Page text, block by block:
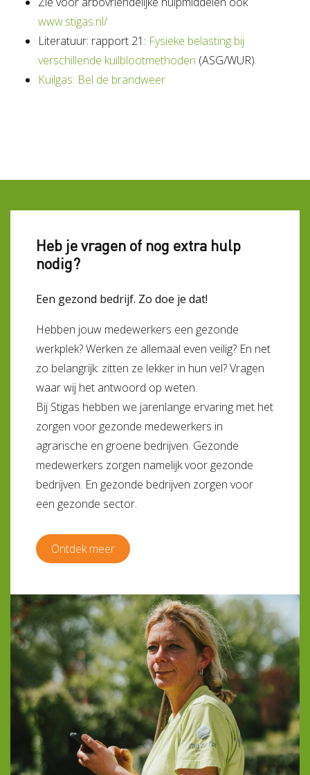
www.stigas.nl/
Literatuur: rapport 21: Fysieke belasting bij
verschillende kuilblootmethoden (ASG/WUR)
Kuilgas: Bel de brandweer
Heb je vragen of nog extra hulp
nodig?
Een gezond bedrijf. Zo doe je dat!
Hebben jouw medewerkers een gezonde
werkplek? Werken ze allemaal even veilig? En net
zo belangrijk: zitten ze lekker in hun vel? Vragen
waar wij het antwoord op weten.
Bij Stigas hebben we jarenlange ervaring met het
zorgen voor gezonde medewerkers in
agrarische en groene bedrijven. Gezonde
medewerkers zorgen namelijk voor gezonde
bedrijven. En gezonde bedrijven zorgen voor
een gezonde sector.
Ontdek meer